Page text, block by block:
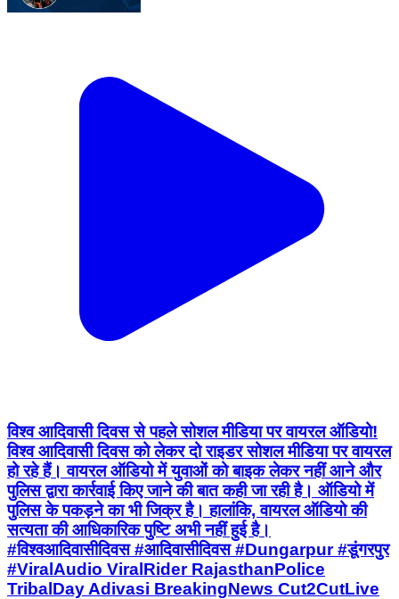
विश्व आदिवासी दिवस से पहले सोशल मीडिया पर वायरल ऑडियो!
विश्व आदिवासी दिवस को लेकर दो राइडर सोशल मीडिया पर वायरल
हो रहे हैं। वायरल ऑडियो में युवाओं को बाइक लेकर नहीं आने और
पुलिस द्वारा कार्रवाई किए जाने की बात कही जा रही है। ऑडियो में
पुलिस के पकड़ने का भी जिक्र है। हालांकि, वायरल ऑडियो की
सत्यता की आधिकारिक पुष्टि अभी नहीं हुई है।
#विश्वआदिवासीदिवस #आदिवासीदिवस #Dungarpur #डूंगरपुर
#ViralAudio ViralRider RajasthanPolice
TribalDay Adivasi BreakingNews Cut2CutLive